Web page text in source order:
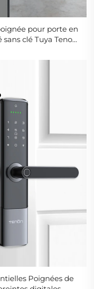
pour porte en
clé Tuya Tenon
Poignées de